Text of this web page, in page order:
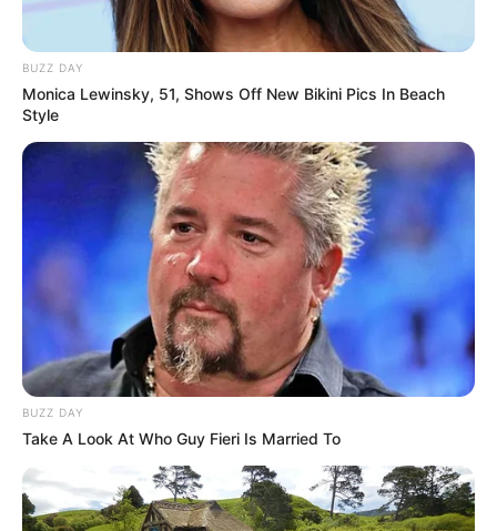
Prono soft analyse logique du quinté du
jour en 5 chevaux
15 GUIDE MOI FORGAN
2 GUINESS D’HERFRAIE
11 CASH BANK BIGI
13 FLOREAL
Partagez sur les réseaux! Merci à Vous!
Le prono spéculatif du quinté du jour en
cinq chevaux
2 GUINESS D’HERFRAIE
14 INEXESS BLEU
8 FELIX DU BOURG
7 GIBUS
BUZZ DAY
Monica Lewinsky, 51, Shows Off New Bikini Pics In Beach
Style
BUZZ DAY
Take A Look At Who Guy Fieri Is Married To